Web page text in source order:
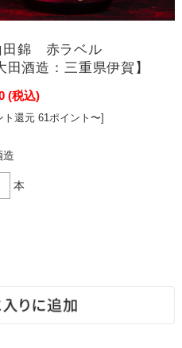
田錦 赤ラベル
田酒造：三重県伊賀】
(税込)
ト還元 61ポイント〜]
造
本